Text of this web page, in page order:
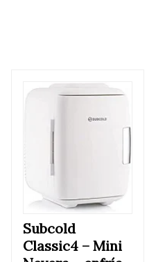
Subcold
Classic4 – Mini